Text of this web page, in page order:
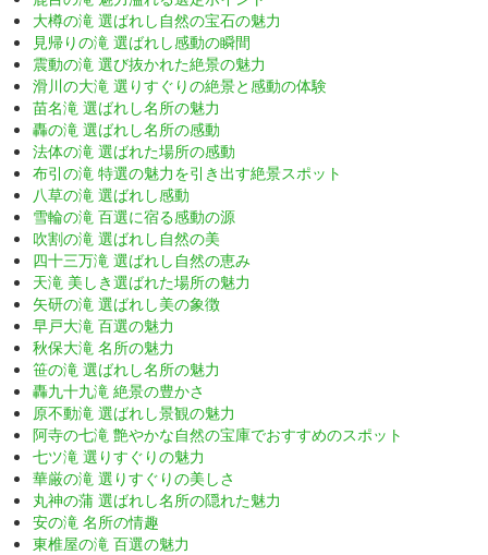
大樽の滝 選ばれし自然の宝石の魅力
見帰りの滝 選ばれし感動の瞬間
震動の滝 選び抜かれた絶景の魅力
滑川の大滝 選りすぐりの絶景と感動の体験
苗名滝 選ばれし名所の魅力
轟の滝 選ばれし名所の感動
法体の滝 選ばれた場所の感動
布引の滝 特選の魅力を引き出す絶景スポット
八草の滝 選ばれし感動
雪輪の滝 百選に宿る感動の源
吹割の滝 選ばれし自然の美
四十三万滝 選ばれし自然の恵み
天滝 美しき選ばれた場所の魅力
矢研の滝 選ばれし美の象徴
早戸大滝 百選の魅力
秋保大滝 名所の魅力
笹の滝 選ばれし名所の魅力
轟九十九滝 絶景の豊かさ
原不動滝 選ばれし景観の魅力
阿寺の七滝 艶やかな自然の宝庫でおすすめのスポット
七ツ滝 選りすぐりの魅力
華厳の滝 選りすぐりの美しさ
丸神の蒲 選ばれし名所の隠れた魅力
安の滝 名所の情趣
東椎屋の滝 百選の魅力